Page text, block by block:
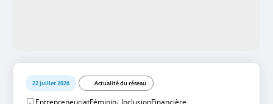
22 juillet 2026 Actualité du réseau
EntrepreneuriatFéminin, InclusionFinancière